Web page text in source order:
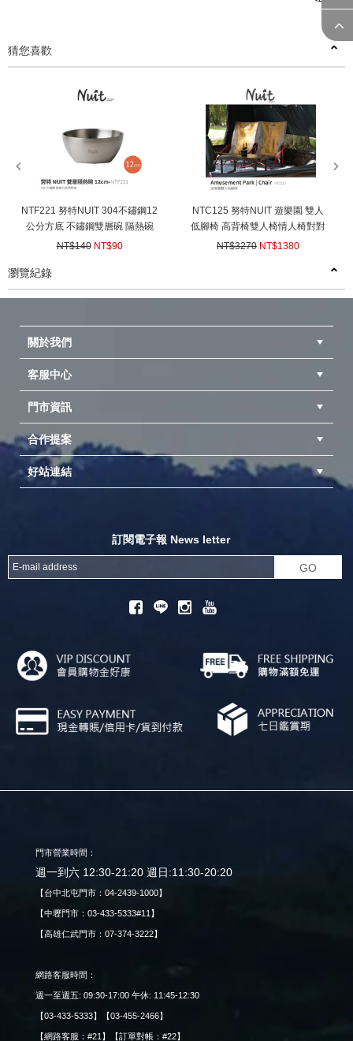
猜您喜歡
NTF221 努特NUIT 304不鏽鋼12
公分方底 不鏽鋼雙層碗 隔熱碗
不鏽鋼碗 12cm 露營 戶外 防燙
NT$140 NT$90
NTC125 努特NUIT 遊樂園 雙人
低腳椅 高背椅雙人椅情人椅對對
椅露營椅戶外椅(已含包材費)
NT$3270 NT$1380
prev next
瀏覽紀錄
prev
next
關於我們
客服中心
門市資訊
合作提案
異業合作
專案採購
成為供應商
好站連結
訂閱電子報 News letter
GO
門市營業時間：
週一到六 12:30-21:20 週日:11:30-20:20
【台中北屯門市：04-2439-1000】
【中壢門市：03-433-5333#11】
【高雄仁武門市：07-374-3222】
網路客服時間：
週一至週五: 09:30-17:00 午休: 11:45-12:30
【03-433-5333】【03-455-2466】
【網路客服：#21】【訂單對帳：#22】